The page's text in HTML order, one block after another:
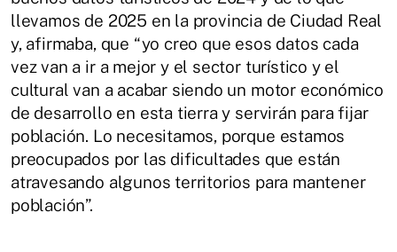
llevamos de 2025 en la provincia de Ciudad Real
y, afirmaba, que “yo creo que esos datos cada
vez van a ir a mejor y el sector turístico y el
cultural van a acabar siendo un motor económico
de desarrollo en esta tierra y servirán para fijar
población. Lo necesitamos, porque estamos
preocupados por las dificultades que están
atravesando algunos territorios para mantener
población”.